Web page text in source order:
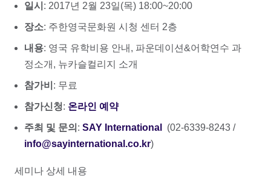
일시 : 2017년 2월 23일(목) 18:00~20:00
장소: 주한영국문화원 시청 센터 2층
내용: 영국 유학비용 안내, 파운데이션&어학연수 과
정소개, 뉴카슬컬리지 소개
참가비 : 무료
참가신청: 온라인 예약
주최 및 문의 : SAY International
(02-6339-8243 /
info@sayinternational.co.kr)
세미나 상세 내용